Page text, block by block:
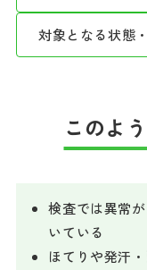
対象となる状態
このよ
検査では異常
いている
ほてりや発汗